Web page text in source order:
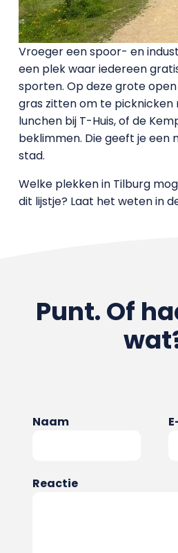
Vroeger een spoor- en
een plek waar iedereen
sporten. Op deze grote
gras zitten om te picknicken
lunchen bij T-Huis, of de
beklimmen. Die geeft je een
stad.
Welke plekken in Tilburg
dit lijstje? Laat het weten in
Punt. Of
Naam
Reactie